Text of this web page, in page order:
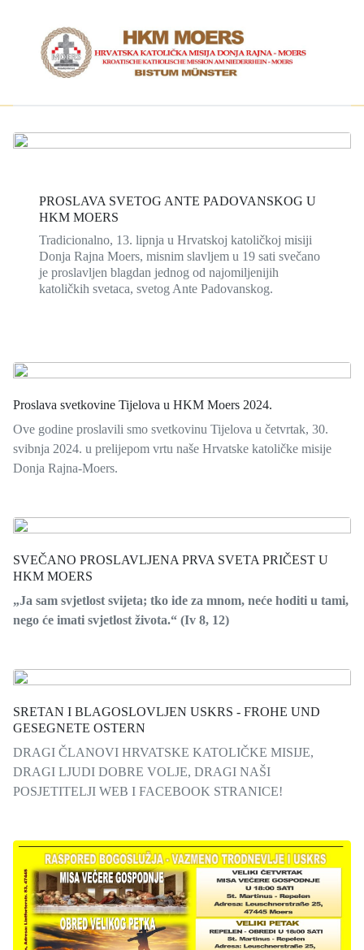
PROSLAVA SVETOG ANTE PADOVANSKOG U
HKM MOERS
Tradicionalno, 13. lipnja u Hrvatskoj katoličkoj misiji
Donja Rajna Moers, misnim slavljem u 19 sati svečano
je proslavljen blagdan jednog od najomiljenijih
katoličkih svetaca, svetog Ante Padovanskog.
Proslava svetkovine Tijelova u HKM Moers 2024.
Ove godine proslavili smo svetkovinu Tijelova u četvrtak, 30.
svibnja 2024. u prelijepom vrtu naše Hrvatske katoličke misije
Donja Rajna-Moers.
SVEČANO PROSLAVLJENA PRVA SVETA PRIČEST U
HKM MOERS
„Ja sam svjetlost svijeta; tko ide za mnom, neće hoditi u tami,
nego će imati svjetlost života.“ (Iv 8, 12)
SRETAN I BLAGOSLOVLJEN USKRS - FROHE UND
GESEGNETE OSTERN
DRAGI ČLANOVI HRVATSKE KATOLIČKE MISIJE,
DRAGI LJUDI DOBRE VOLJE, DRAGI NAŠI
POSJETITELJI WEB I FACEBOOK STRANICE!